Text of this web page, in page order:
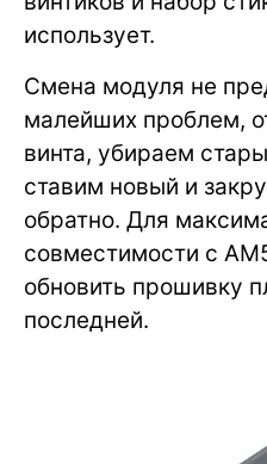
использует.
Смена модуля не
малейших проблем,
винта, убираем
ставим новый и
обратно. Для
совместимости с
обновить прошивку
последней.